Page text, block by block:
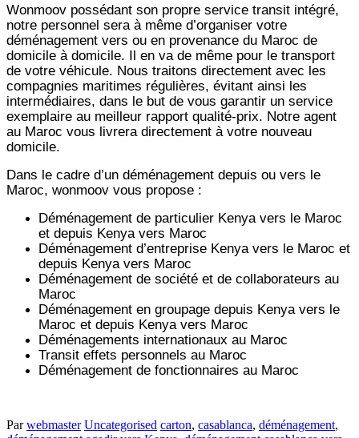
Wonmoov possédant son propre service transit intégré,
notre personnel sera à même d’organiser votre
déménagement vers ou en provenance du Maroc de
domicile à domicile. Il en va de même pour le transport
de votre véhicule. Nous traitons directement avec les
compagnies maritimes régulières, évitant ainsi les
intermédiaires, dans le but de vous garantir un service
exemplaire au meilleur rapport qualité-prix. Notre agent
au Maroc vous livrera directement à votre nouveau
domicile.
Dans le cadre d’un déménagement depuis ou vers le
Maroc, wonmoov vous propose :
Déménagement de particulier Kenya vers le Maroc
et depuis Kenya vers Maroc
Déménagement d’entreprise Kenya vers le Maroc et
depuis Kenya vers Maroc
Déménagement de société et de collaborateurs au
Maroc
Déménagement en groupage depuis Kenya vers le
Maroc et depuis Kenya vers Maroc
Déménagements internationaux au Maroc
Transit effets personnels au Maroc
Déménagement de fonctionnaires au Maroc
Parwebmaster Uncategorised carton, casablanca, déménagement,